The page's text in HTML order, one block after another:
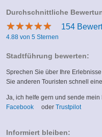
Durchschnittliche
★★★★★
★★★★★ 154
4.88 von 5 Sternen
Stadtführung bewerten:
Sprechen Sie über Ihre
Sie anderen Touristen schnell
Ja, ich helfe gern und sende
Facebook(linkoder Trustpilot(link
Informiert bleiben: